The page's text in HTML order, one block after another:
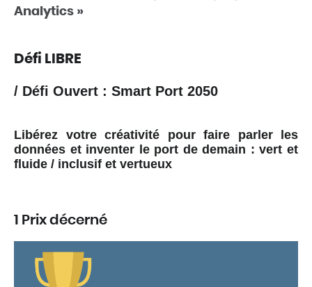
Analytics »
Défi LIBRE
/ Défi Ouvert : Smart Port 2050
Libérez votre créativité pour faire parler les
données et inventer le port de demain : vert et
fluide / inclusif et vertueux
1 Prix décerné